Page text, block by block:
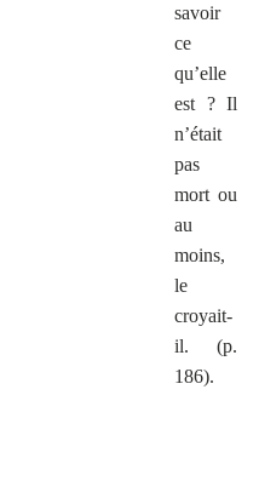
savoir
ce
qu’elle
est ? Il
n’était
pas
mort ou
au
moins,
le
croyait-
il. (p.
186).